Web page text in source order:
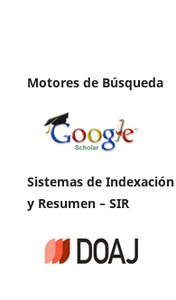
Motores de Búsqueda
Sistemas de Indexación
y Resumen – SIR